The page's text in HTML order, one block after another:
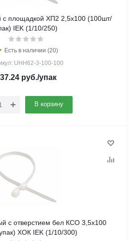
с площадкой ХП2 2,5х100 (100шт/
IEK (1/10/250)
Есть в наличии (20)
UHH62-3-100-100
руб./упак
В корзину
с отверстием бел КСО 3,5х100
ХОК IEK (1/10/300)